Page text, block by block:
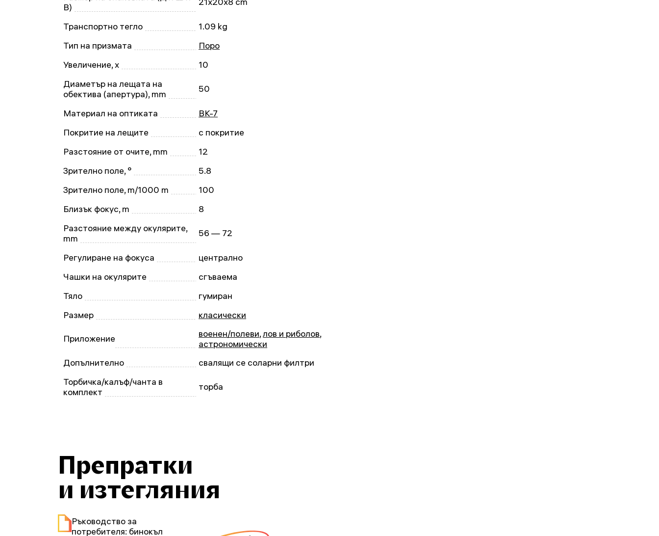
В)
Транспортно тегло
1.09 kg
Тип на призмата
Поро
Увеличение, x
10
Диаметър на лещата на
обектива (апертура), mm
50
Материал на оптиката
BK-7
Покритие на лещите
с покритие
Разстояние от очите, mm
12
Зрително поле, °
5.8
Зрително поле, m/1000 m
100
Близък фокус, m
8
Разстояние между окулярите,
mm
56 — 72
Регулиране на фокуса
централно
Чашки на окулярите
сгъваема
Тяло
гумиран
Размер
класически
Приложение военен/полеви,лов и риболов,
астрономически
Допълнително
свалящи се соларни филтри
Торбичка/калъф/чанта в
комплект
торба
Препратки
и изтегляния
Ръководство за
потребителя: бинокъл